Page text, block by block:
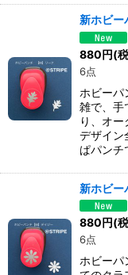
新ホビー
880円(
6点
ホビー
雑で、手
り、オー
デザイン
ぱパン
新ホビー
880円(
6点
ホビー